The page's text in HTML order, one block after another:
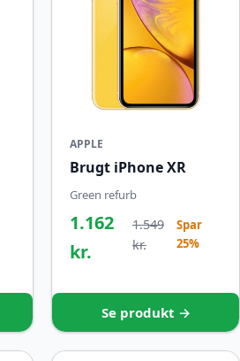
APPLE
Brugt iPhone XR
Green refurb
1.162
kr.
1.549
kr.
Spar
25%
Se produkt →